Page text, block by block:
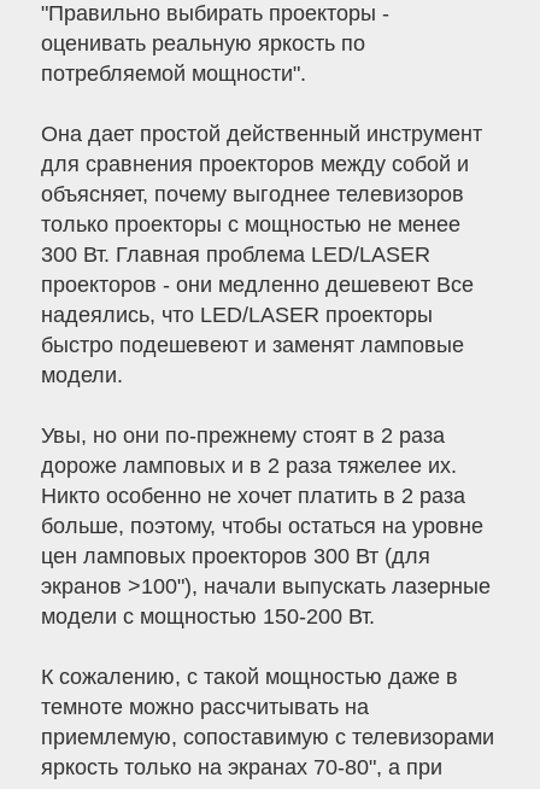
"Правильно выбирать проекторы -
оценивать реальную яркость по
потребляемой мощности".
Она дает простой действенный инструмент
для сравнения проекторов между собой и
объясняет, почему выгоднее телевизоров
только проекторы с мощностью не менее
300 Вт. Главная проблема LED/LASER
проекторов - они медленно дешевеют Все
надеялись, что LED/LASER проекторы
быстро подешевеют и заменят ламповые
модели.
Увы, но они по-прежнему стоят в 2 раза
дороже ламповых и в 2 раза тяжелее их.
Никто особенно не хочет платить в 2 раза
больше, поэтому, чтобы остаться на уровне
цен ламповых проекторов 300 Вт (для
экранов >100"), начали выпускать лазерные
модели с мощностью 150-200 Вт.
К сожалению, с такой мощностью даже в
темноте можно рассчитывать на
приемлемую, сопоставимую с телевизорами
яркость только на экранах 70-80", а при